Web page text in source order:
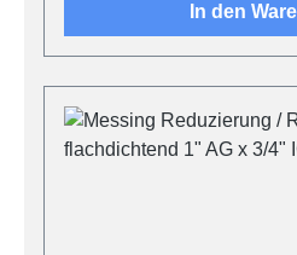
In den